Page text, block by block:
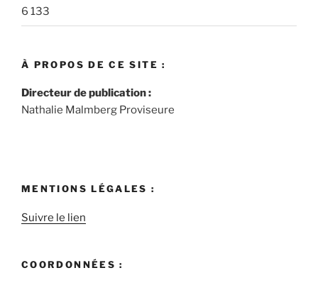
6 133
À PROPOS DE CE SITE :
Directeur de publication :
Nathalie Malmberg Proviseure
MENTIONS LÉGALES :
Suivre le lien
COORDONNÉES :